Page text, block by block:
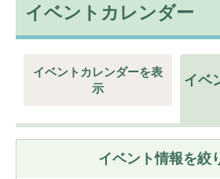
イベントカレンダー
イベントカレンダーを表
示
イベ
イベント情報を絞